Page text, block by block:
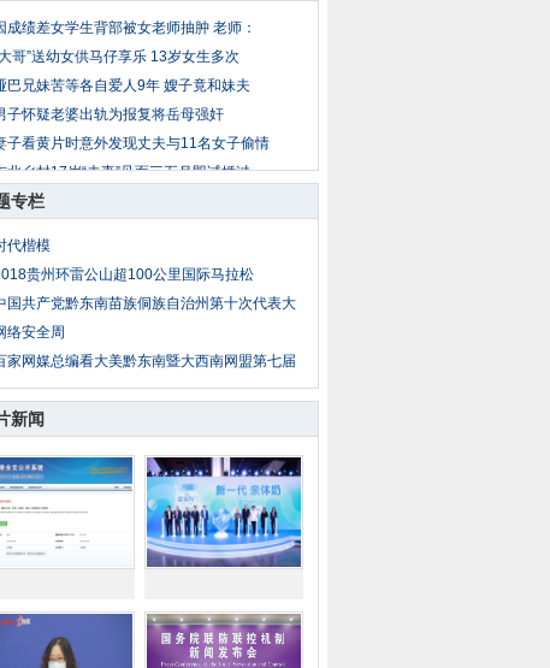
成绩差女学生背部被女老师抽肿 老师：
哥”送幼女供马仔享乐 13岁女生多次
巴兄妹苦等各自爱人9年 嫂子竟和妹夫
子怀疑老婆出轨为报复将岳母强奸
子看黄片时意外发现丈夫与11名女子偷情
北乡村17岁“夫妻”见面三五月即试婚过
公遇儿媳妇与男同事吃饭 疑两人暧昧暴
专栏
代楷模
贵州环雷公山超100公里国际马拉松
国共产党黔东南苗族侗族自治州第十次代表大
络安全周
家网媒总编看大美黔东南暨大西南网盟第七届
新闻